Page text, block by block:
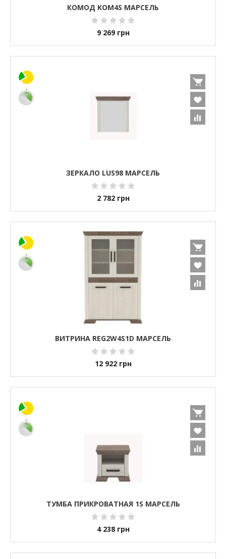
КОМОД KOM4S МАРСЕЛЬ
9 269 грн
ЗЕРКАЛО LUS98 МАРСЕЛЬ
2 782 грн
ВИТРИНА REG2W4S1D МАРСЕЛЬ
12 922 грн
ТУМБА ПРИКРОВАТНАЯ 1S МАРСЕЛЬ
4 238 грн